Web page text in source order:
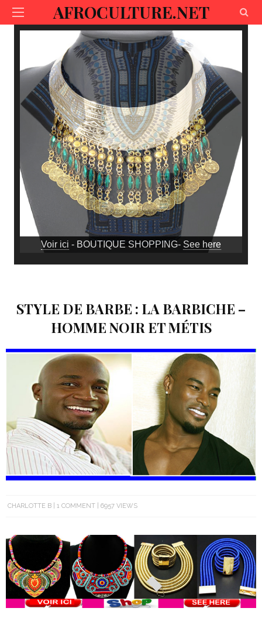
AFROCULTURE.NET
Voir ici - BOUTIQUE SHOPPING- See here
STYLE DE BARBE : LA BARBICHE –
HOMME NOIR ET MÉTIS
CHARLOTTE B 1 COMMENT 6957 VIEWS